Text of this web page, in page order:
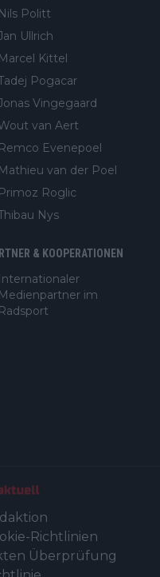
Nils Politt
Ullrich
Marcel Kittel
Pogacar
Vingegaard
van Aert
Remco Evenepoel
Mathieu van der Poel
Primoz Roglic
Nys
& KOOPERATIONEN
Internationaler
Medienpartner im
Radsport
Richtlinien
Überprüfung